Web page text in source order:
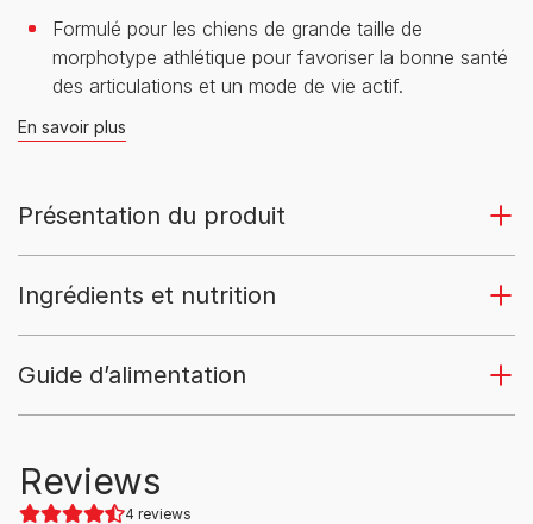
Formulé pour les chiens de grande taille de
morphotype athlétique pour favoriser la bonne santé
des articulations et un mode de vie actif.
En savoir plus
Présentation du produit
Ingrédients et nutrition
Guide d’alimentation
Reviews
4 reviews